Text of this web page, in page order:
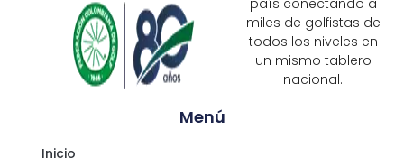
país conectando a
miles de golfistas de
todos los niveles en
un mismo tablero
nacional.
Menú
Inicio